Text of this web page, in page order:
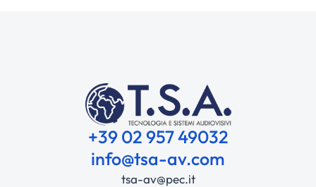
+39 02 957 49032
info@tsa-av.com
tsa-av@pec.it